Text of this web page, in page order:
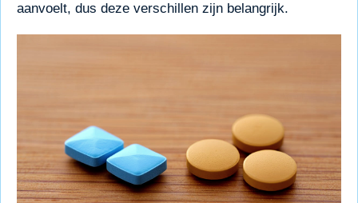
aanvoelt, dus deze verschillen zijn belangrijk.